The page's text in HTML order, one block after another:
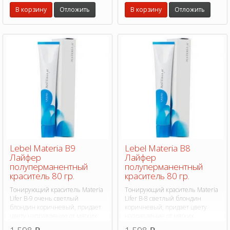
В корзину Отложить В корзину Отложить
Lebel Materia B9
Лайфер
полуперманентный
краситель 80 гр.
Тонирующий краситель Materia
Lifer B-9 очень светлый
блондин коричневый, придает
Lebel Materia B8
Лайфер
полуперманентный
краситель 80 гр.
Тонирующий краситель Materia
Lifer B-8 светлый блондин
коричневый, придает цвету